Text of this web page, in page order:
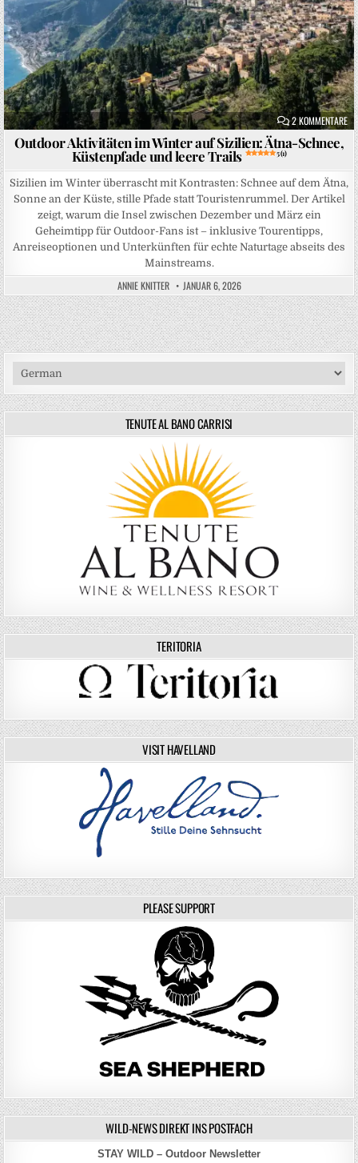
2 KOMMENTAREZU
Outdoor Aktivitäten im Winter auf Sizilien: Ätna-Schnee,
Küstenpfade und leere Trails 5 (1)
Sizilien im Winter überrascht mit Kontrasten: Schnee auf dem Ätna,
Sonne an der Küste, stille Pfade statt Touristenrummel. Der Artikel
zeigt, warum die Insel zwischen Dezember und März ein
Geheimtipp für Outdoor-Fans ist – inklusive Tourentipps,
Anreiseoptionen und Unterkünften für echte Naturtage abseits des
Mainstreams.
ANNIE KNITTER JANUAR 6, 2026
TENUTE AL BANO CARRISI
TERITORIA
VISIT HAVELLAND
PLEASE SUPPORT
WILD-NEWS DIREKT INS POSTFACH
STAY WILD – Outdoor Newsletter